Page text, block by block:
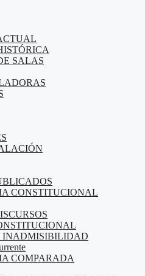
SALAS
CONSTITUCIONAL
INADMISIBILIDAD
COMPARADA